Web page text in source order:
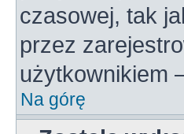
czasowej, tak
przez
użytkownikiem
Na górę